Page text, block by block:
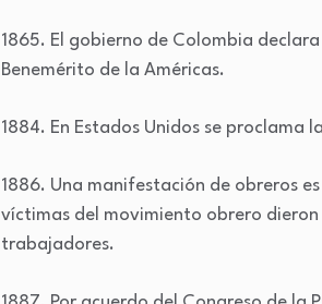
1865. El gobierno de Colombia
Benemérito de la Américas.
1884. En Estados Unidos se
1886. Una manifestación de obreros
víctimas del movimiento obrero
trabajadores.